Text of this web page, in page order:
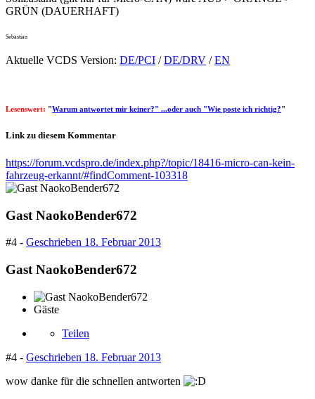
GRÜN (DAUERHAFT)
Sebastian
Aktuelle VCDS Version: DE/PCI /DE/DRV /EN
Lesenswert: "Warum antwortet mir keiner?" ...oder auch "Wie poste ich richtig?"
Link zu diesem Kommentar
https://forum.vcdspro.de/index.php?/topic/18416-micro-can-kein-
fahrzeug-erkannt/#findComment-103318
Gast NaokoBender672
#4 - Geschrieben 18. Februar 2013
Gast NaokoBender672
Gäste
Teilen
#4 - Geschrieben 18. Februar 2013
wow danke für die schnellen antworten